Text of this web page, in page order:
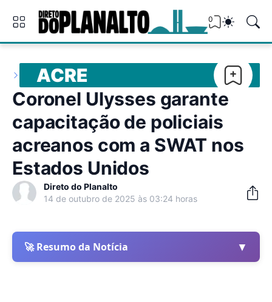
0
ACRE
Coronel Ulysses garante
capacitação de policiais
acreanos com a SWAT nos
Estados Unidos
Direto do Planalto
14 de outubro de 2025 às 03:24 horas
🚀 Resumo da Notícia ▼